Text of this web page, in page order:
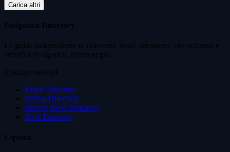
Carica altri
Podgorica Directory
La guida indipendente di ristoranti, hotel, attrazioni, vita notturna e
attività a Podgorica, Montenegro.
Il nostro network
Kotor Directory
Budva Directory
Herceg Novi Directory
Tivat Directory
Esplora